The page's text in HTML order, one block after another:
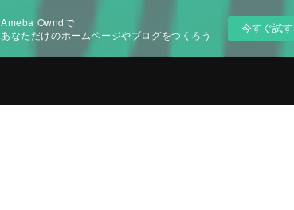
Ameba Owndで
あなただけのホームページやブログをつくろう
今すぐ試す